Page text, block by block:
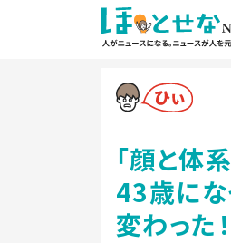
「顔と体
43歳にな
変わった！